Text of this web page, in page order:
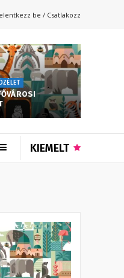
be / Csatlakozz
KIEMELT